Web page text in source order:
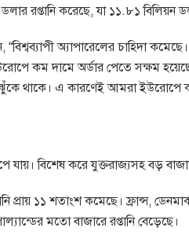
রপ্তানি করেছে, যা ১১.৮১ বিলিয়ন
অ্যাপারেলের চাহিদা কমেছে।
কম দামে অর্ডার পেতে সক্ষম
ঝুঁকে থাকে। এ কারণেই আমরা
যায়। বিশেষ করে যুক্তরাজ্যসহ বড়
প্রায় ১১ শতাংশ কমেছে। ফ্রান্স,
মতো বাজারে রপ্তানি বেড়েছে।